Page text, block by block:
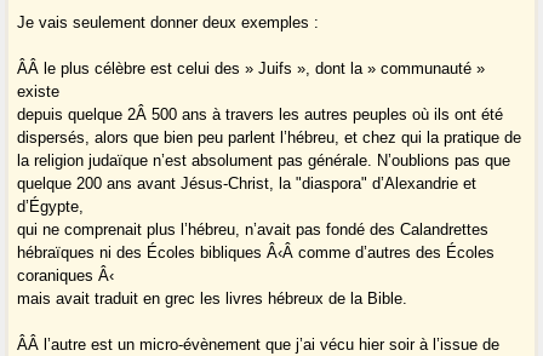
Je vais seulement donner deux exemples :
Â­Â le plus célèbre est celui des » Juifs », dont la » communauté »
existe
depuis quelque 2Â 500 ans à travers les autres peuples où ils ont été
dispersés, alors que bien peu parlent l’hébreu, et chez qui la pratique de
la religion judaïque n’est absolument pas générale. N’oublions pas que
quelque 200 ans avant Jésus-Christ, la "diaspora" d’Alexandrie et
d’Égypte,
qui ne comprenait plus l’hébreu, n’avait pas fondé des Calandrettes
hébraïques ni des Écoles bibliques Â‹Â comme d’autres des Écoles
coraniques Â‹
mais avait traduit en grec les livres hébreux de la Bible.
Â­Â l’autre est un micro-évènement que j’ai vécu hier soir à l’issue de